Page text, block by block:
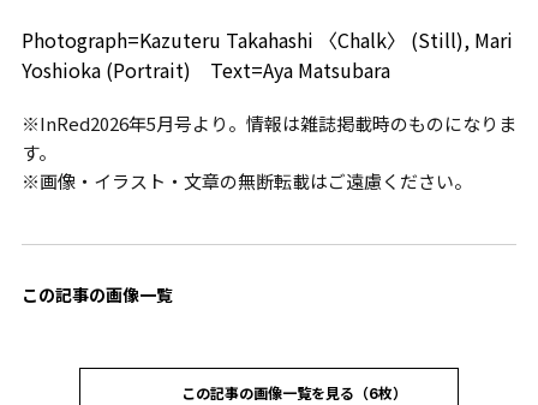
Photograph=Kazuteru Takahashi 〈Chalk〉 (Still), Mari
Yoshioka (Portrait) Text=Aya Matsubara
※InRed2026年5月号より。情報は雑誌掲載時のものになりま
す。
※画像・イラスト・文章の無断転載はご遠慮ください。
この記事の画像一覧
この記事の画像一覧を見る（6枚）